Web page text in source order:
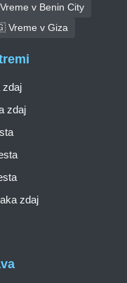
v Benin City
v Giza
zdaj
zdaj
zdaj